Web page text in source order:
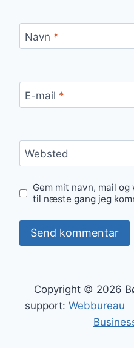
Navn *
E-mail *
Websted
Gem mit navn, mail
til næste gang jeg
Copyright © 2026
support: Webbureau